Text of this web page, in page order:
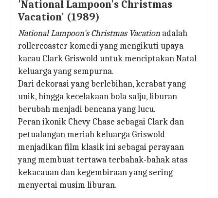
'National Lampoon's Christmas
Vacation' (1989)
National Lampoon's Christmas Vacation adalah
rollercoaster komedi yang mengikuti upaya
kacau Clark Griswold untuk menciptakan Natal
keluarga yang sempurna.
Dari dekorasi yang berlebihan, kerabat yang
unik, hingga kecelakaan bola salju, liburan
berubah menjadi bencana yang lucu.
Peran ikonik Chevy Chase sebagai Clark dan
petualangan meriah keluarga Griswold
menjadikan film klasik ini sebagai perayaan
yang membuat tertawa terbahak-bahak atas
kekacauan dan kegembiraan yang sering
menyertai musim liburan.